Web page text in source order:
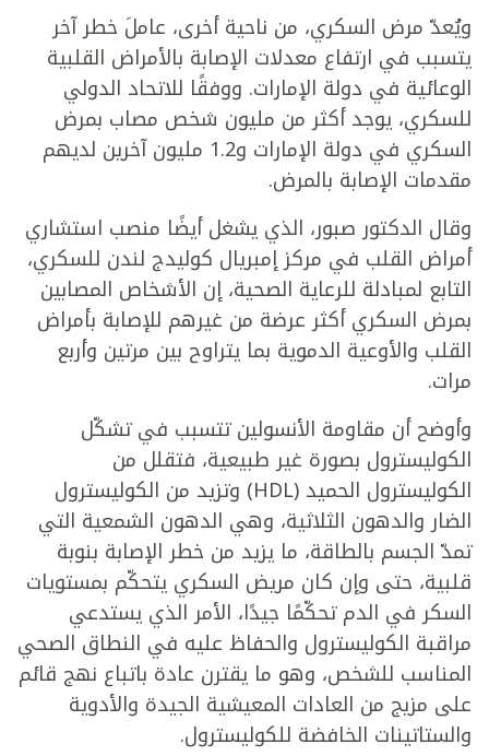
ويُعدّ مرض السكري، من ناحية أخرى، عاملَ خطر آخر
يتسبب في ارتفاع معدلات الإصابة بالأمراض القلبية
الوعائية في دولة الإمارات. ووفقًا للاتحاد الدولي
للسكري، يوجد أكثر من مليون شخص مصاب بمرض
السكري في دولة الإمارات و1.2 مليون آخرين لديهم
مقدمات الإصابة بالمرض.
وقال الدكتور صبور، الذي يشغل أيضًا منصب استشاري
أمراض القلب في مركز إمبريال كوليدج لندن للسكري،
التابع لمبادلة للرعاية الصحية، إن الأشخاص المصابين
بمرض السكري أكثر عرضة من غيرهم للإصابة بأمراض
القلب والأوعية الدموية بما يتراوح بين مرتين وأربع
مرات.
وأوضح أن مقاومة الأنسولين تتسبب في تشكّل
الكوليسترول بصورة غير طبيعية، فتقلل من
الكوليسترول الحميد (HDL) وتزيد من الكوليسترول
الضار والدهون الثلاثية، وهي الدهون الشمعية التي
تمدّ الجسم بالطاقة، ما يزيد من خطر الإصابة بنوبة
قلبية، حتى وإن كان مريض السكري يتحكّم بمستويات
السكر في الدم تحكّمًا جيدًا، الأمر الذي يستدعي
مراقبة الكوليسترول والحفاظ عليه في النطاق الصحي
المناسب للشخص، وهو ما يقترن عادة باتباع نهج قائم
على مزيج من العادات المعيشية الجيدة والأدوية
والستاتينات الخافضة للكوليسترول.